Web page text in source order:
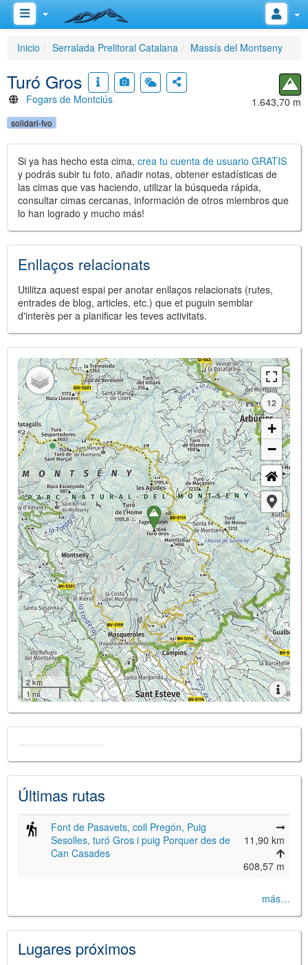
Inicio Serralada Prelitoral Catalana Massís del Montseny
Turó Gros
Fogars de Montclús 1.643,70 m
solidari-fvo
Si ya has hecho esta cima, crea tu cuenta de usuario GRATIS
y podrás subir tu foto, añadir notas, obtener estadísticas de
las cimas que vas haciendo, utilizar la búsqueda rápida,
consultar cimas cercanas, información de otros miembros que
lo han logrado y mucho más!
Enllaços relacionats
Utilitza aquest espai per anotar enllaços relacionats (rutes,
entrades de blog, articles, etc.) que et puguin semblar
d'interès per a planificar les teves activitats.
12
+
−
2 km
1 mi
Últimas rutas
Font de Pasavets, coll Pregón, Puig
Sesolles, turó Gros i puig Porquer des de
Can Casades
11,90 km
608,57 m
más…
Lugares próximos